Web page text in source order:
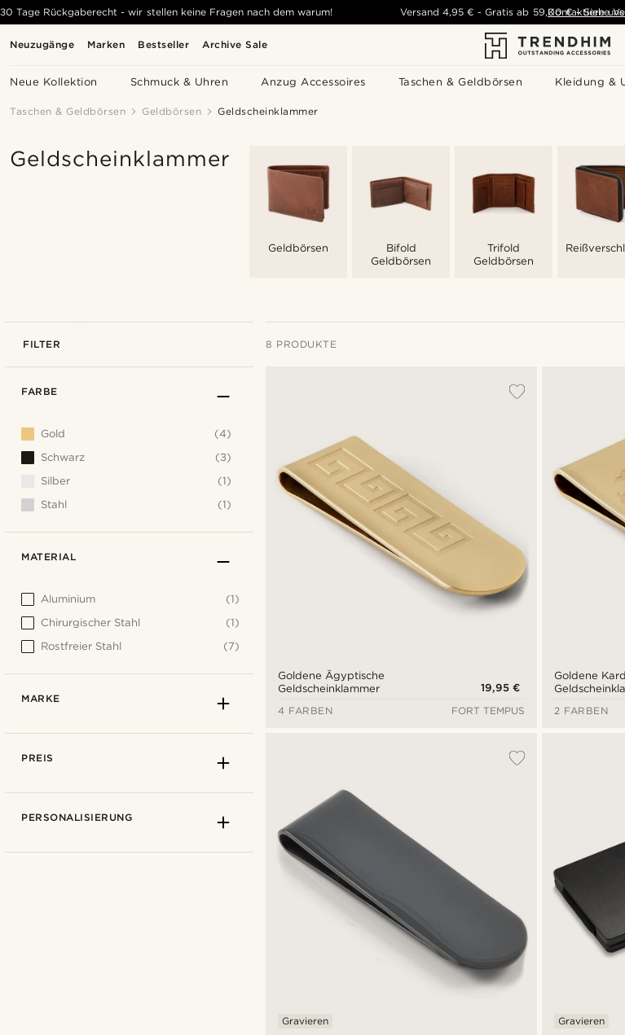
Neuzugänge Marken Bestseller Archive Sale
Neue Kollektion Schmuck & Uhren Anzug Accessoires Taschen & Geldbörsen Kleidung &
30 Tage Rückgaberecht - wir stellen keine Fragen nach dem warum! Versand 4,95 € -Gratis ab 59,00 € - Siehe
Kontaktiere uns
Taschen & Geldbörsen Geldbörsen Geldscheinklammer
Geldscheinklammer
Geldbörsen
Bifold
Geldbörsen
Trifold
Geldbörsen
FILTER 8 PRODUKTE
Goldene Ägyptische
Geldscheinklammer
19,95 €
4 FARBEN
FORT TEMPUS
Goldene
2 FARBEN
Gravieren Gravieren
FARBE
Gold
(4)
Schwarz
(3)
Silber
(1)
Stahl
(1)
MATERIAL
Aluminium
(1)
Chirurgischer Stahl
(1)
Rostfreier Stahl
(7)
MARKE
PREIS
PERSONALISIERUNG